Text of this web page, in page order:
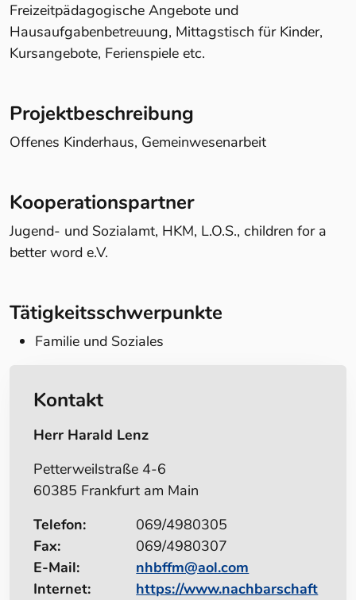
Freizeitpädagogische Angebote und
Hausaufgabenbetreuung, Mittagstisch für Kinder,
Kursangebote, Ferienspiele etc.
Projektbeschreibung
Offenes Kinderhaus, Gemeinwesenarbeit
Kooperationspartner
Jugend- und Sozialamt, HKM, L.O.S., children for a
better word e.V.
Tätigkeitsschwerpunkte
Familie und Soziales
Kontakt
Herr Harald Lenz
Petterweilstraße 4-6
60385 Frankfurt am Main
Telefon:
069/4980305
Fax:
069/4980307
E-Mail:
nhbffm@aol.com
Internet:
https://www.nachbarschaft